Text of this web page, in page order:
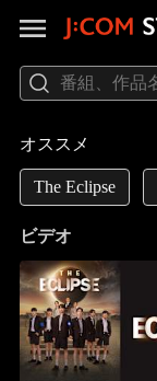
オススメ
The Eclipse
ビデオ